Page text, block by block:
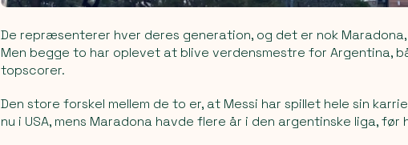
De repræsenterer hver deres generation, og det er nok
Men begge to har oplevet at blive verdensmestre for Argentina,
topscorer.
Den store forskel mellem de to er, at Messi har spillet hele sin
nu i USA, mens Maradona havde flere år i den argentinske liga,